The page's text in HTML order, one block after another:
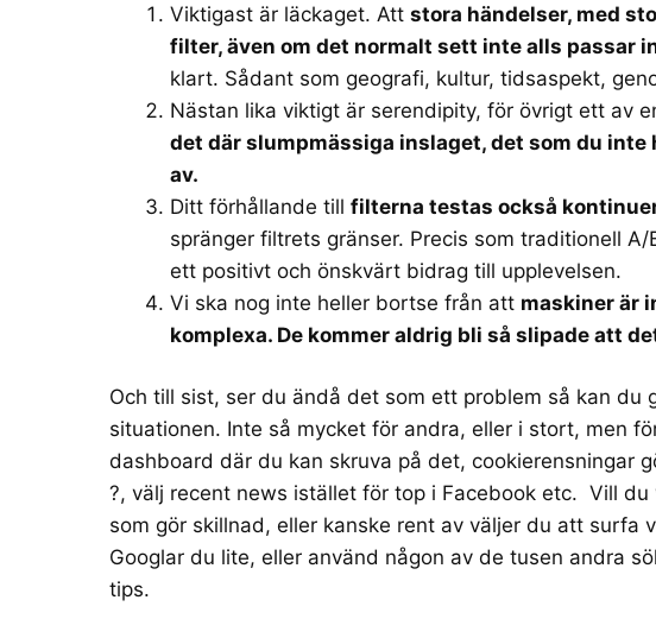
Viktigast är läckaget. Att stora händelser, med
filter, även om det normalt sett inte alls passar
klart. Sådant som geografi, kultur, tidsaspekt,
Nästan lika viktigt är serendipity, för övrigt ett av
det där slumpmässiga inslaget, det som du
av.
Ditt förhållande till filterna testas också
spränger filtrets gränser. Precis som traditionell
ett positivt och önskvärt bidrag till upplevelsen.
Vi ska nog inte heller bortse från att maskiner är
komplexa. De kommer aldrig bli så slipade att
Och till sist, ser du ändå det som ett problem så kan du
situationen. Inte så mycket för andra, eller i stort, men
dashboard där du kan skruva på det, cookierensningar
?, välj recent news istället för top i Facebook etc. Vill
som gör skillnad, eller kanske rent av väljer du att surfa
Googlar du lite, eller använd någon av de tusen andra
tips.